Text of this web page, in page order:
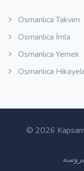
Osmanlıca Takvim
Osmanlıca İmla
Osmanlıca Yemek
Osmanlıca
© 2026
بروسه